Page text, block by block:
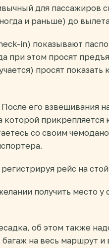
для пассажиров
и раньше) до
in) показывают
при этом просят
просят показать
его взвешивания
которой прикрепляется
со своим
рейс на
получить место у
об этом также
багаж на весь маршрут